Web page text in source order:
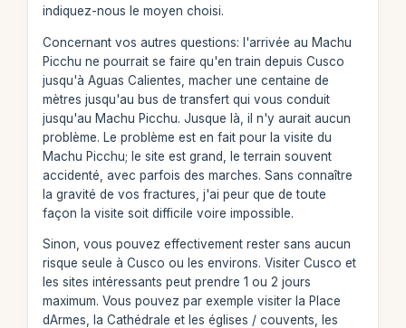
indiquez-nous le moyen choisi.
Concernant vos autres questions: l'arrivée au Machu
Picchu ne pourrait se faire qu'en train depuis Cusco
jusqu'à Aguas Calientes, macher une centaine de
mètres jusqu'au bus de transfert qui vous conduit
jusqu'au Machu Picchu. Jusque là, il n'y aurait aucun
problème. Le problème est en fait pour la visite du
Machu Picchu; le site est grand, le terrain souvent
accidenté, avec parfois des marches. Sans connaître
la gravité de vos fractures, j'ai peur que de toute
façon la visite soit difficile voire impossible.
Sinon, vous pouvez effectivement rester sans aucun
risque seule à Cusco ou les environs. Visiter Cusco et
les sites intéressants peut prendre 1 ou 2 jours
maximum. Vous pouvez par exemple visiter la Place
dArmes, la Cathédrale et les églises / couvents, les